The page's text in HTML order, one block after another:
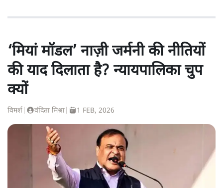
‘मियां मॉडल’ नाज़ी जर्मनी की नीतियों
की याद दिलाता है? न्यायपालिका चुप
क्यों
विमर्श वंदिता मिश्रा 1 FEB, 2026